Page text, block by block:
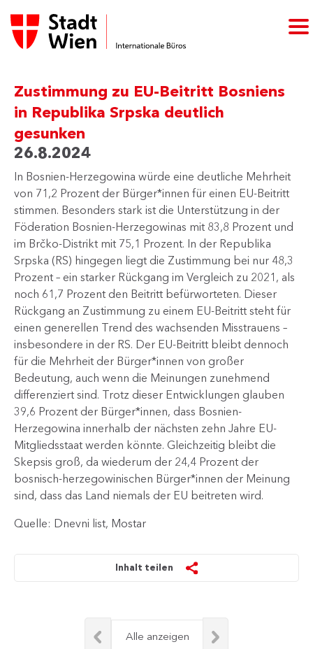
Zustimmung zu EU-Beitritt Bosniens
in Republika Srpska deutlich
gesunken
26.8.2024
In Bosnien-Herzegowina würde eine deutliche Mehrheit
von 71,2 Prozent der Bürger*innen für einen EU-Beitritt
stimmen. Besonders stark ist die Unterstützung in der
Föderation Bosnien-Herzegowinas mit 83,8 Prozent und
im Brčko-Distrikt mit 75,1 Prozent. In der Republika
Srpska (RS) hingegen liegt die Zustimmung bei nur 48,3
Prozent – ein starker Rückgang im Vergleich zu 2021, als
noch 61,7 Prozent den Beitritt befürworteten. Dieser
Rückgang an Zustimmung zu einem EU-Beitritt steht für
einen generellen Trend des wachsenden Misstrauens –
insbesondere in der RS. Der EU-Beitritt bleibt dennoch
für die Mehrheit der Bürger*innen von großer
Bedeutung, auch wenn die Meinungen zunehmend
differenziert sind. Trotz dieser Entwicklungen glauben
39,6 Prozent der Bürger*innen, dass Bosnien-
Herzegowina innerhalb der nächsten zehn Jahre EU-
Mitgliedsstaat werden könnte. Gleichzeitig bleibt die
Skepsis groß, da wiederum der 24,4 Prozent der
bosnisch-herzegowinischen Bürger*innen der Meinung
sind, dass das Land niemals der EU beitreten wird.
Quelle: Dnevni list, Mostar
Inhalt teilen
Alle anzeigen